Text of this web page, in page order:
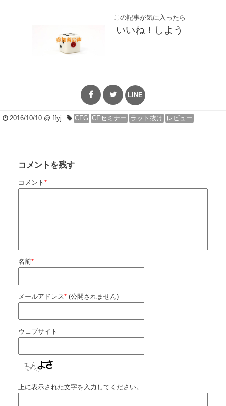
この記事が気に入ったら
いいね！しよう
LINE
2016/10/10 @ ffyj CFG CFセミナー ラット抜け レビュー
コメントを残す
コメント *
名前*
メールアドレス*(公開されません)
ウェブサイト
上に表示された文字を入力してください。